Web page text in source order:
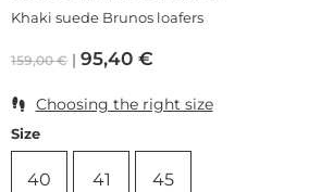
Khaki suede Brunos loafers
159,00€ 95,40 €
Choosing the right size
Size
40 41 45